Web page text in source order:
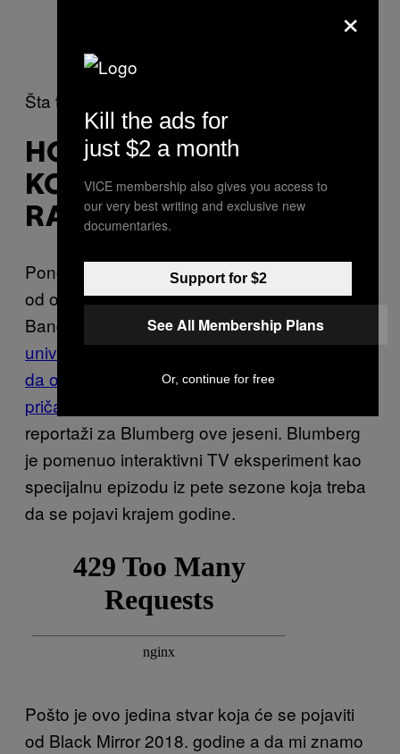
November 26, 2018
Šta to, pobogu, sve znači? Ko to zna!
HOĆE LI OVO BITI FILM U
KOME MOŽEŠ DA BIRAŠ
RAZVOJ PRIČE ILI ŠTA?
Ponovo, Netfliks tek treba da potvrdi bilo šta
od ovoga, ali izgleda da je moguće da je
Bandersnatch zapravoavantura iz
univerzuma Black Mirror u kojoj možete sami
da odaberete u kom pravcu će se razvijati
priča
reportaži za Blumberg ove jeseni. Blumberg
je pomenuo interaktivni TV eksperiment kao
specijalnu epizodu iz pete sezone koja treba
da se pojavi krajem godine.
Pošto je ovo jedina stvar koja će se pojaviti
od Black Mirror 2018. godine a da mi znamo
×
Kill the ads for
just $2 a month
VICE membership also gives you access to
our very best writing and exclusive new
documentaries.
Support for $2
See All Membership Plans
Or, continue for free